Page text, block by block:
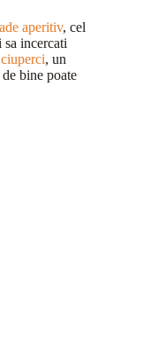
aperitiv, cel
sa incercati
, un
bine poate